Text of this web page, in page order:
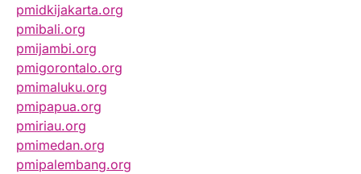
pmidkijakarta.org
pmibali.org
pmijambi.org
pmigorontalo.org
pmimaluku.org
pmipapua.org
pmiriau.org
pmimedan.org
pmipalembang.org